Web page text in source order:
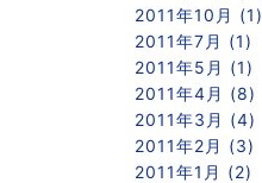
2011年10月 (1)
2011年7月 (1)
2011年5月 (1)
2011年4月 (8)
2011年3月 (4)
2011年2月 (3)
2011年1月 (2)